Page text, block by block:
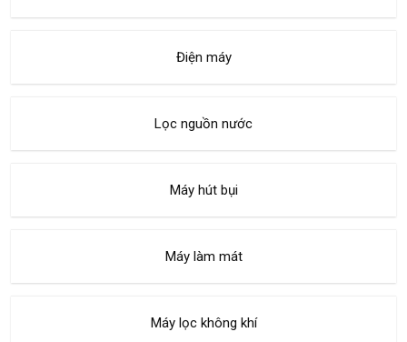
Điện máy
Lọc nguồn nước
Máy hút bụi
Máy làm mát
Máy lọc không khí